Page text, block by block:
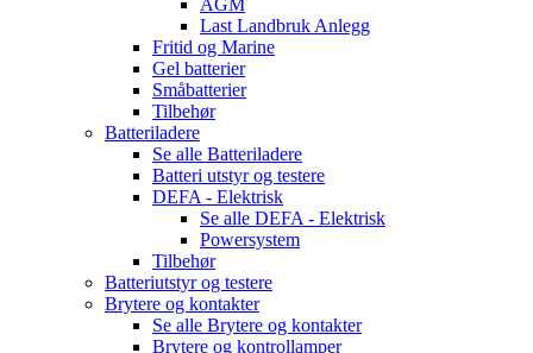
Last Landbruk Anlegg
Fritid og Marine
Gel batterier
Småbatterier
Tilbehør
Batteriladere
Se alle Batteriladere
Batteri utstyr og testere
DEFA - Elektrisk
Se alle DEFA - Elektrisk
Powersystem
Tilbehør
Batteriutstyr og testere
Brytere og kontakter
Se alle Brytere og kontakter
Brytere og kontrollamper